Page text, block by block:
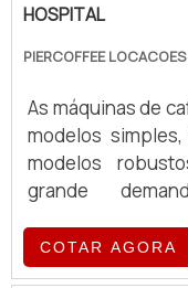
HOSPITAL
PIERCOFFEE
As máquinas de
modelos
modelos
grande
oferecem
preparo de café,
COTAR AGORA